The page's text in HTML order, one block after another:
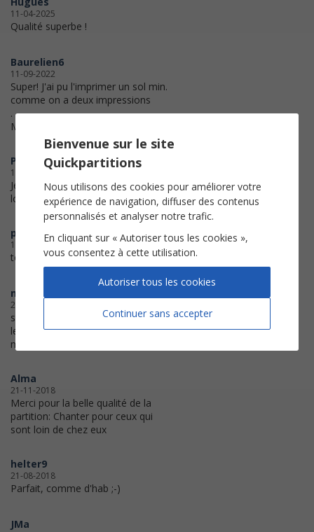
11-04-2025
Qualité superbe !
Baurelien6
11-09-2022
Super! J'ai pu l'imprimer un sol min.
comme on a deux impressions
.
Merci.
Pierrot
13-01-2022
Je veux chanter pour ceux qui sont
loin de chez eux
pianosi
13-11-2020
tous mes remerciements
marco
29-05-2020
super pas de souci pour récupérer
les partitions
merci
Alma
21-11-2018
Merci pour la belle qualité de la
partition: Chanter pour ceux qui
sont loin de chez eux
helter9
21-08-2018
Parfait, comme d'hab ;-)
JMa
Bienvenue sur le site
Quickpartitions
Nous utilisons des cookies pour améliorer votre
expérience de navigation, diffuser des contenus
personnalisés et analyser notre trafic.
En cliquant sur « Autoriser tous les cookies »,
vous consentez à cette utilisation.
Continuer sans accepter
Autoriser tous les cookies